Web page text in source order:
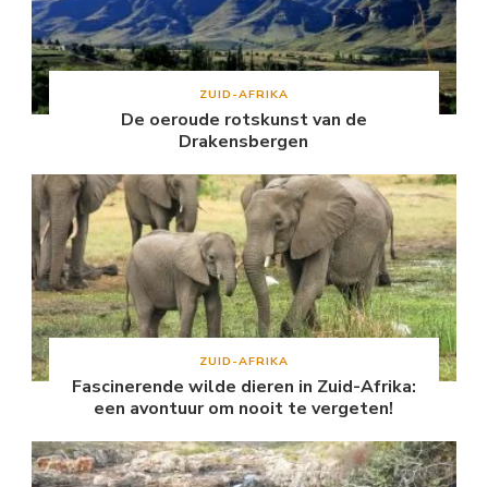
ZUID-AFRIKA
De oeroude rotskunst van de
Drakensbergen
ZUID-AFRIKA
Fascinerende wilde dieren in Zuid-Afrika:
een avontuur om nooit te vergeten!